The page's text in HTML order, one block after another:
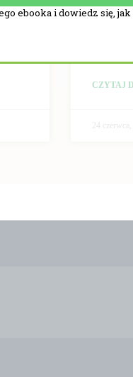
CZYTAJ
24
ebooka i dowiedz się,